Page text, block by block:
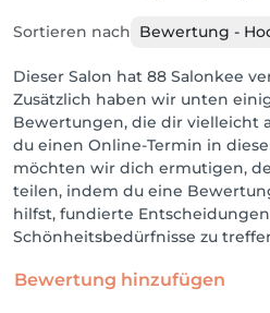
Sortieren nach Bewertung -
Dieser Salon hat 88 Salonkee
Zusätzlich haben wir unten
Bewertungen, die dir vielleicht
du einen Online-Termin in
möchten wir dich ermutigen,
teilen, indem du eine
hilfst, fundierte
Schönheitsbedürfnisse zu
Bewertung hinzufügen